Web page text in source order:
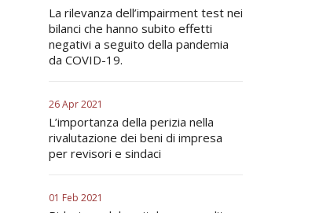
La rilevanza dell’impairment test nei
bilanci che hanno subito effetti
negativi a seguito della pandemia
da COVID-19.
26 Apr 2021
L’importanza della perizia nella
rivalutazione dei beni di impresa
per revisori e sindaci
01 Feb 2021